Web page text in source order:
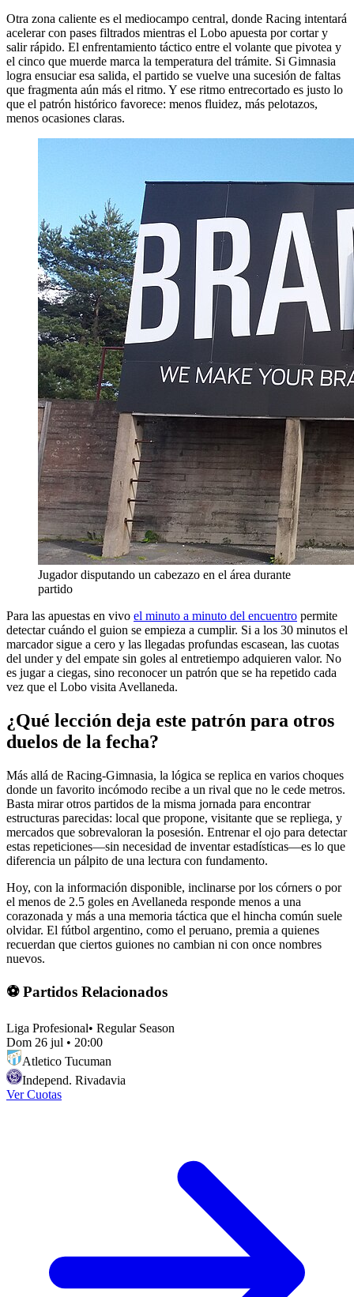
Otra zona caliente es el mediocampo central, donde Racing intentará
acelerar con pases filtrados mientras el Lobo apuesta por cortar y
salir rápido. El enfrentamiento táctico entre el volante que pivotea y
el cinco que muerde marca la temperatura del trámite. Si Gimnasia
logra ensuciar esa salida, el partido se vuelve una sucesión de faltas
que fragmenta aún más el ritmo. Y ese ritmo entrecortado es justo lo
que el patrón histórico favorece: menos fluidez, más pelotazos,
menos ocasiones claras.
Jugador disputando un cabezazo en el área durante
partido
Para las apuestas en vivo el minuto a minuto del encuentro permite
detectar cuándo el guion se empieza a cumplir. Si a los 30 minutos el
marcador sigue a cero y las llegadas profundas escasean, las cuotas
del under y del empate sin goles al entretiempo adquieren valor. No
es jugar a ciegas, sino reconocer un patrón que se ha repetido cada
vez que el Lobo visita Avellaneda.
¿Qué lección deja este patrón para otros
duelos de la fecha?
Más allá de Racing-Gimnasia, la lógica se replica en varios choques
donde un favorito incómodo recibe a un rival que no le cede metros.
Basta mirar otros partidos de la misma jornada para encontrar
estructuras parecidas: local que propone, visitante que se repliega, y
mercados que sobrevaloran la posesión. Entrenar el ojo para detectar
estas repeticiones—sin necesidad de inventar estadísticas—es lo que
diferencia un pálpito de una lectura con fundamento.
Hoy, con la información disponible, inclinarse por los córners o por
el menos de 2.5 goles en Avellaneda responde menos a una
corazonada y más a una memoria táctica que el hincha común suele
olvidar. El fútbol argentino, como el peruano, premia a quienes
recuerdan que ciertos guiones no cambian ni con once nombres
nuevos.
⚽ Partidos Relacionados
Liga Profesional• Regular Season
Dom 26 jul • 20:00
Atletico Tucuman
Independ. Rivadavia
Ver Cuotas